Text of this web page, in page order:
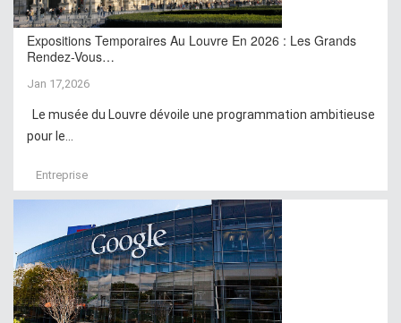
Expositions Temporaires Au Louvre En 2026 : Les Grands
Rendez-Vous…
Jan 17,2026
Le musée du Louvre dévoile une programmation ambitieuse
pour le...
Entreprise